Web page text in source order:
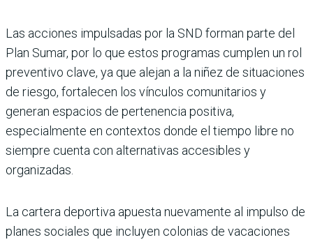
Las acciones impulsadas por la SND forman parte del
Plan Sumar, por lo que estos programas cumplen un rol
preventivo clave, ya que alejan a la niñez de situaciones
de riesgo, fortalecen los vínculos comunitarios y
generan espacios de pertenencia positiva,
especialmente en contextos donde el tiempo libre no
siempre cuenta con alternativas accesibles y
organizadas.
La cartera deportiva apuesta nuevamente al impulso de
planes sociales que incluyen colonias de vacaciones